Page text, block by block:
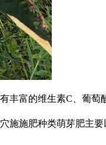
富的维生素C、葡萄
施肥种类萌芽肥主要